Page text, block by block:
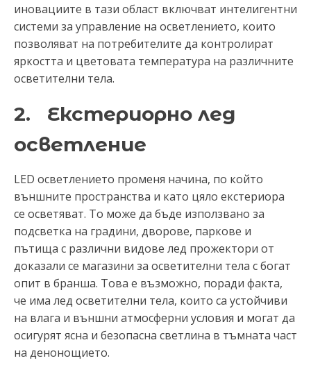
иновациите в тази област включват интелигентни
системи за управление на осветлението, които
позволяват на потребителите да контролират
яркостта и цветовата температура на различните
осветителни тела.
2. Екстериорно лед
осветление
LED осветлението променя начина, по който
външните пространства и като цяло екстериора
се осветяват. То може да бъде използвано за
подсветка на градини, дворове, паркове и
пътища с различни видове лед прожектори от
доказали се магазини за осветителни тела с богат
опит в бранша. Това е възможно, поради факта,
че има лед осветителни тела, които са устойчиви
на влага и външни атмосферни условия и могат да
осигурят ясна и безопасна светлина в тъмната част
на денонощието.